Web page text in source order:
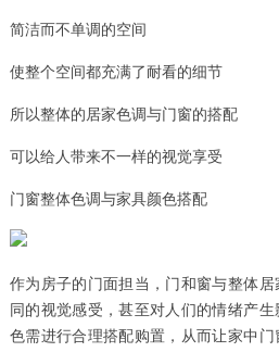
简洁而不单调的空间
使整个空间都充满了耐看的细节
所以整体的居家色调与门窗的搭配
可以给人带来不一样的视觉享受
门窗整体色调与家具颜色搭配
作为房子的门面担当，门和窗与整体
同的视觉感受，甚至对人们的情绪产
色需进行合理搭配购置，从而让家中